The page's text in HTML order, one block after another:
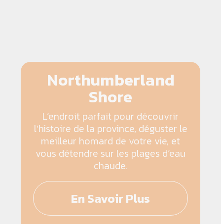
Northumberland
Shore
L’endroit parfait pour découvrir
l’histoire de la province, déguster le
meilleur homard de votre vie, et
vous détendre sur les plages d’eau
chaude.
En Savoir Plus